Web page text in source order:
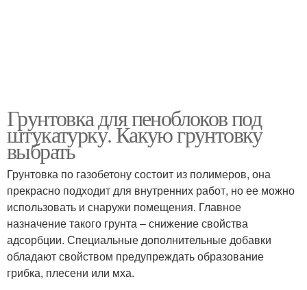
Грунтовка для пеноблоков под
штукатурку. Какую грунтовку
выбрать
Грунтовка по газобетону состоит из полимеров, она
прекрасно подходит для внутренних работ, но ее можно
использовать и снаружи помещения. Главное
назначение такого грунта – снижение свойства
адсорбции. Специальные дополнительные добавки
обладают свойством предупреждать образование
грибка, плесени или мха.